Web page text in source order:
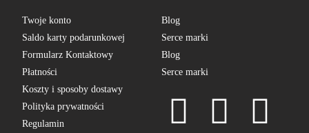
Twoje konto
Saldo karty podarunkowej
Formularz Kontaktowy
Płatności
Koszty i sposoby dostawy
Polityka prywatności
Regulamin
Blog
Serce marki
Blog
Serce marki